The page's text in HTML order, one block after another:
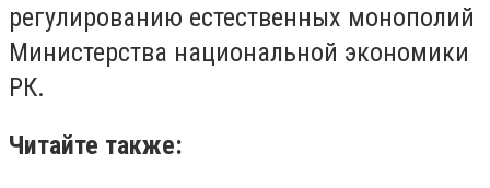
регулированию естественных монополий
Министерства национальной экономики
РК.
Читайте также: